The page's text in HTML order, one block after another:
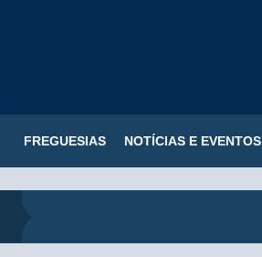
FREGUESIAS NOTÍCIAS E EVENTOS